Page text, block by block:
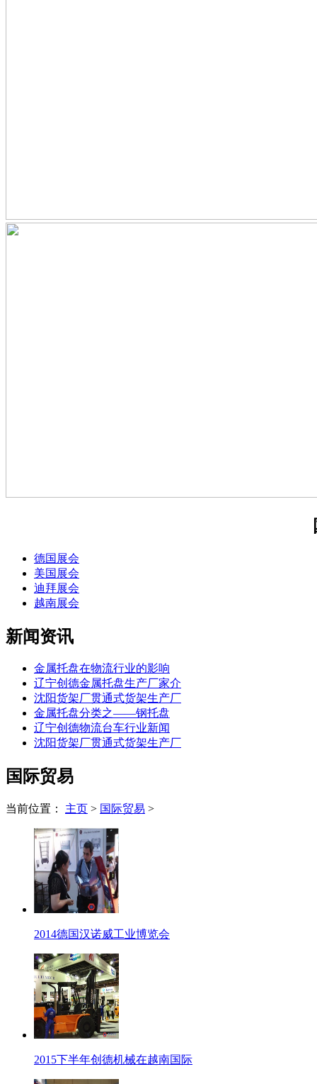
德国展会
美国展会
迪拜展会
越南展会
新闻资讯
金属托盘在物流行业的影响
辽宁创德金属托盘生产厂家介
沈阳货架厂贯通式货架生产厂
金属托盘分类之——钢托盘
辽宁创德物流台车行业新闻
沈阳货架厂贯通式货架生产厂
国际贸易
当前位置： 主页 > 国际贸易 >
2014德国汉诺威工业博览会
2015下半年创德机械在越南国际